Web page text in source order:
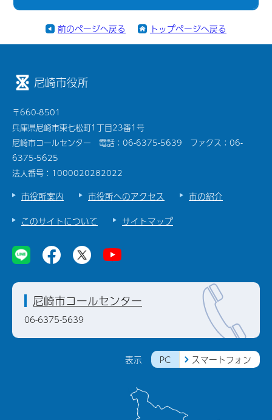
前のページへ戻る トップページへ戻る
尼崎市役所
〒660-8501
兵庫県尼崎市東七松町1丁目23番1号
尼崎市コールセンター 電話：06-6375-5639 ファクス：06-
6375-5625
法人番号：1000020282022
市役所案内 市役所へのアクセス
市の紹介
このサイトについて
サイトマップ
表示 PC スマートフォン
尼崎市コールセンター
06-6375-5639